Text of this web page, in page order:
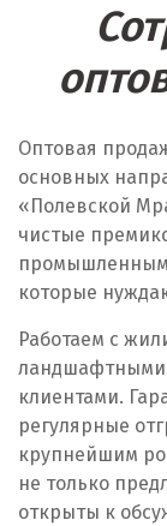
Орехово-
П
Пенза
Пермь
Подольск
Походилова
Псков
Пушкино
Оптовая
основных
«Полевской
чистые
которые
Работаем с
ландшафтными
клиентами.
регулярные
крупнейшим
не только
открыты к